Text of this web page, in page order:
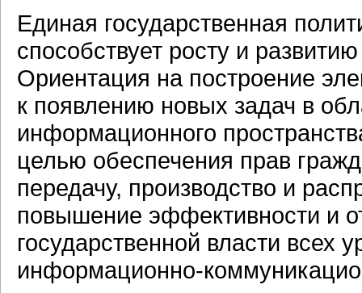
Единая государственная
способствует росту и
Ориентация на построение
к появлению новых задач в
информационного
целью обеспечения прав
передачу, производство и
повышение эффективности и
государственной власти всех
информационно-